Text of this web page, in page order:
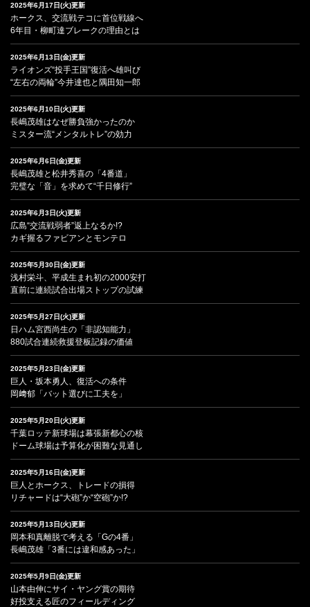
2025年6月17日(火)更新
ホークス、交流戦テコに首位戦線へ
6年目・柳町達ブレークの理由とは
2025年6月13日(金)更新
ライオンズ“投手王国”復活へ雄叫び
“左右の両輪”今井達也と隅田知一郎
2025年6月10日(火)更新
長嶋茂雄はなぜ勝負強かったのか
ミスター流“メンタルトレ”の効力
2025年6月6日(金)更新
長嶋茂雄と松井秀喜の「4番道」
完璧な「音」を求めて“千日修行”
2025年6月3日(火)更新
広島“交流戦弱者”返上なるか!?
カギ握るファビアンとモンテロ
2025年5月30日(金)更新
浅村栄斗、平成生まれ初の2000安打
直前に連続試合出場ストップの試練
2025年5月27日(火)更新
日ハム宮西尚生の「非認知能力」
880試合連続救援登板記録の価値
2025年5月23日(金)更新
巨人・坂本勇人、復活への条件
岡﨑郁「バット選びに工夫を」
2025年5月20日(火)更新
千葉ロッテ新球場は幕張新都心の核
ドーム球場は予算化が困難な見通し
2025年5月16日(金)更新
巨人とホークス、トレードの損得
リチャードは“大砲”か“空砲”か!?
2025年5月13日(火)更新
岡本和真離脱で考える「Gの4番」
長嶋茂雄「3番には違和感あった」
2025年5月9日(金)更新
山本由伸にサイ・ヤング賞の期待
好投支える匠のフィールディング